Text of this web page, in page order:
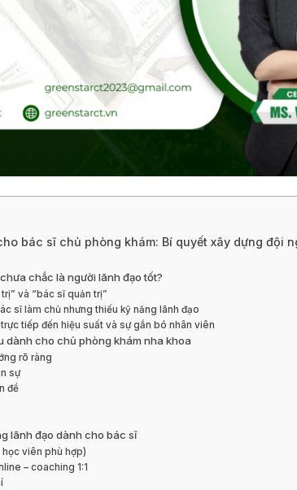
bác sĩ chủ phòng khám: Bí quyết xây dựng đội
chắc là người lãnh đạo tốt?
và “bác sĩ quản trị”
sĩ làm chủ nhưng thiếu kỹ năng lãnh đạo
tiếp đến hiệu suất và sự gắn bó nhân viên
dành cho chủ phòng khám nha khoa
rõ ràng
sự
đề
lãnh đạo dành cho bác sĩ
viên phù hợp)
– coaching 1:1